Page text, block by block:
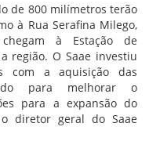
de 800 milímetros terão
à Rua Serafina Milego,
à Estação de
região. O Saae investiu
com a aquisição das
para melhorar o
para a expansão do
diretor geral do Saae